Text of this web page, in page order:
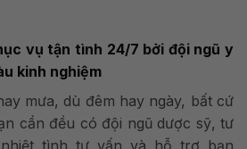
vụ tận tình 24/7 bởi đội ngũ y
kinh nghiệm
mưa, dù đêm hay ngày, bất cứ
cần đều có đội ngũ dược sỹ, tư
tình tư vấn và hỗ trợ bạn